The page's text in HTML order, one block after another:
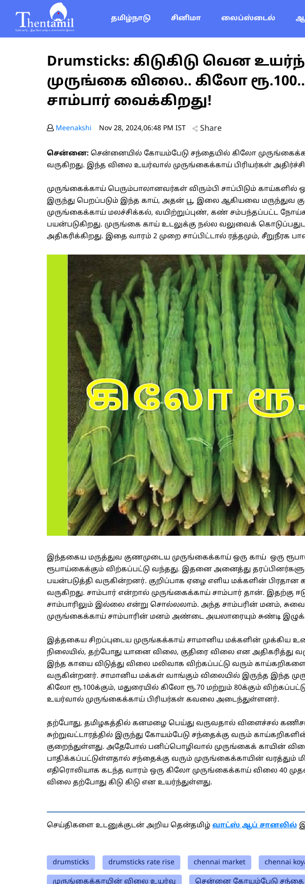
தமிழ்நாடு சினிமா லைப்ஸ்டைல்
Drumsticks: கிடுகிடு வென
முருங்கை விலை.. கிலோ ரூ.100..
சாம்பார் வைக்கிறது!
Meenakshi Nov 28, 2024,06:48 PM IST Share
சென்னை:சென்னையில் கோயம்பேடு சந்தையில் கிலோ
வருகிறது. இந்த விலை உயர்வால் முருங்கைக்காய் பிரியர்கள்
முருங்கைக்காய் பெரும்பாலானவர்கள் விரும்பி சாப்பிடும் காய்களில்
இருந்து பெறப்படும் இந்த காய், அதன் பூ, இலை ஆகியவை மருந்துவ
முருங்கைக்காய் மலச்சிக்கல், வயிற்றுப்புண், கண் சம்பந்தப்பட்ட
பயன்படுகிறது. முருங்கை காய் உடலுக்கு நல்ல வலுவைக்
அதிகரிக்கிறது. இதை வாரம் 2 முறை சாப்பிட்டால் ரத்தமும், சீறுநீரக
இந்தகைய மருத்துவ குணமுடைய முருங்கைக்காய் ஒரு காய் ஒரு
ரூபாய்கைக்கும் விற்கப்பட்டு வந்தது. இதனை அனைத்து
பயன்படுத்தி வருகின்றனர். குறிப்பாக ஏழை எளிய மக்களின் பிரதான
வருகிறது. சாம்பார் என்றால் முருங்கைக்காய் சாம்பார் தான். இதற்கு
சாம்பாரிலும் இல்லை என்று சொல்லலாம். அந்த சாம்பரின் மனம், சுவை
முருங்கைக்காய் சாம்பாரின் மனம் அண்டை அயலாரையும் சுண்டி
இத்தகைய சிறப்புடைய முருங்கக்காய் சாமானிய மக்களின் முக்கிய
நிலையில், தற்போது யானை விலை, குதிரை விலை என அதிகரித்து
இந்த காயை விடுத்து விலை மலிவாக விற்கப்பட்டு வரும் காய்கறிகளை
வருகின்றனர். சாமானிய மக்கள் வாங்கும் விலையில் இருந்த இந்த
கிலோ ரூ.100க்கும், மதுரையில் கிலோ ரூ.70 மற்றும் 80க்கும்
உயர்வால் முருங்கைக்காய் பிரியர்கள் கவலை அடைந்துள்ளனர்.
தற்போது, தமிழகத்தில் கனமழை பெய்து வருவதால் விளைச்சல்
சுற்றுவட்டாரத்தில் இருந்து கோயம்பேடு சந்தைக்கு வரும்
குறைந்துள்ளது. அதேபோல் பனிப்பொழிவால் முருங்கைக் காயின்
பாதிக்கப்பட்டுள்ளதால் சந்தைக்கு வரும் முருங்கைக்காயின் வரத்தும்
எதிரொலியாக கடந்த வாரம் ஒரு கிலோ முருங்கைக்காய் விலை 40
விலை தற்போது கிடு கிடு என உயர்ந்துள்ளது.
செய்திகளை உடனுக்குடன் அறிய தென்தமிழ் வாட்ஸ் ஆப் சானலில்
drumsticks drumsticks rate rise chennai market chennai
முருங்கைக்காயின் விலை உயர்வு சென்னை கோயம்பேடு சந்தை